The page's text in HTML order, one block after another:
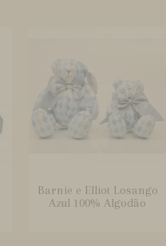
Barnie e Elliot Losango
Azul 100% Algodão